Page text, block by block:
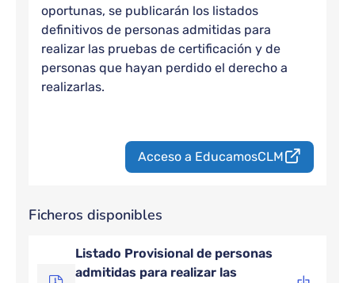
oportunas, se publicarán los listados
definitivos de personas admitidas para
realizar las pruebas de certificación y de
personas que hayan perdido el derecho a
realizarlas.
Acceso a EducamosCLM
Ficheros disponibles
Listado Provisional de personas
admitidas para realizar las